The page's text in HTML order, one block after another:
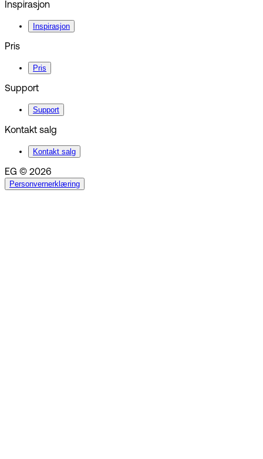
Inspirasjon
Inspirasjon
Pris
Pris
Support
Support
Kontakt salg
Kontakt salg
EG © 2026
Personvernerklæring